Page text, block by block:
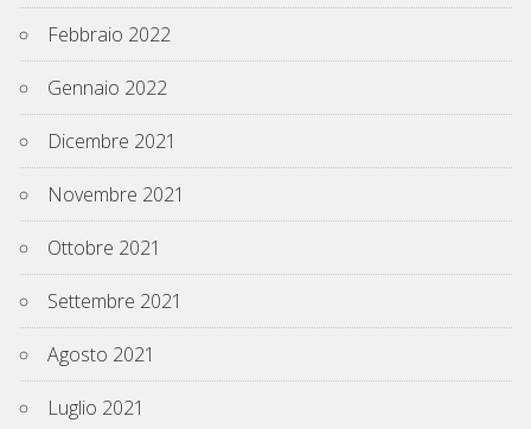
Febbraio 2022
Gennaio 2022
Dicembre 2021
Novembre 2021
Ottobre 2021
Settembre 2021
Agosto 2021
Luglio 2021